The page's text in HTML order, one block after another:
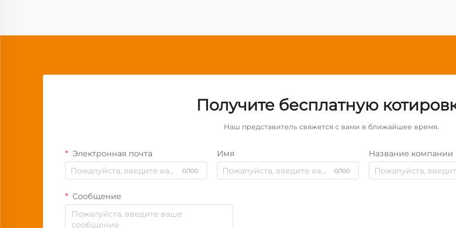
Получите бесплатную
Наш представитель свяжется с вами в ближайшее время.
Электронная почта
0/100
Имя
0/100
Название компании
Сообщение